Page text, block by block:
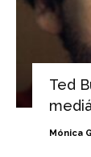
Ted
Mónica